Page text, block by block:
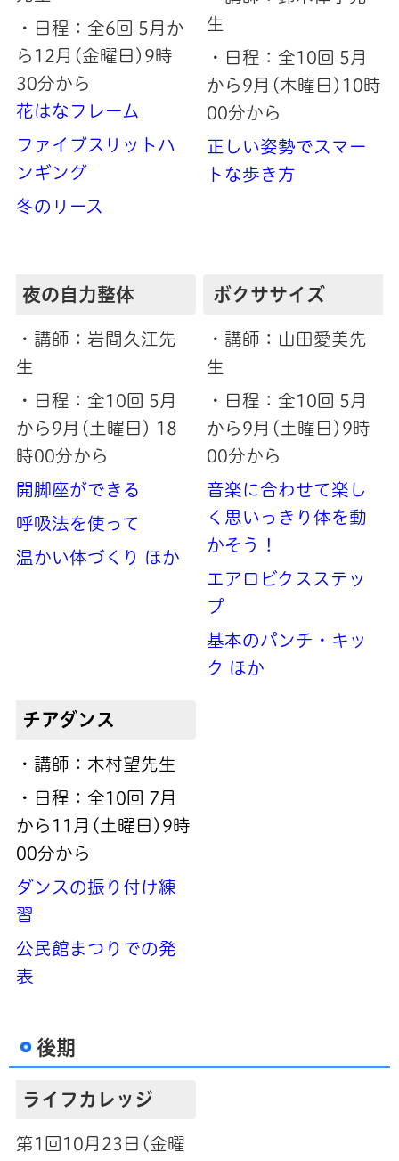
・日程：全6回 5月か
ら12月(金曜日)9時
30分から
花はなフレーム
ファイブスリットハ
ンギング
冬のリース
生
・日程：全10回 5月
から9月(木曜日)10時
00分から
正しい姿勢でスマー
トな歩き方
夜の自力整体
・講師：岩間久江先
生
・日程：全10回 5月
から9月(土曜日) 18
時00分から
開脚座ができる
呼吸法を使って
温かい体づくり ほか
ボクササイズ
・講師：山田愛美先
生
・日程：全10回 5月
から9月(土曜日)9時
00分から
音楽に合わせて楽し
く思いっきり体を動
かそう！
エアロビクスステッ
プ
基本のパンチ・キッ
ク ほか
チアダンス
・講師：木村望先生
・日程：全10回 7月
から11月(土曜日)9時
00分から
ダンスの振り付け練
習
公民館まつりでの発
表
後期
ライフカレッジ
第1回10月23日(金曜